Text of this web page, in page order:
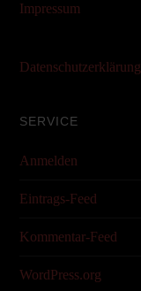
Impressum
Datenschutzerklärung
SERVICE
Anmelden
Eintrags-Feed
Kommentar-Feed
WordPress.org